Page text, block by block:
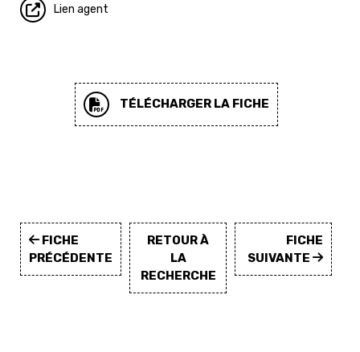
Lien agent
TÉLÉCHARGER LA FICHE
FICHE
PRÉCÉDENTE
RETOUR À
LA
RECHERCHE
FICHE
SUIVANTE